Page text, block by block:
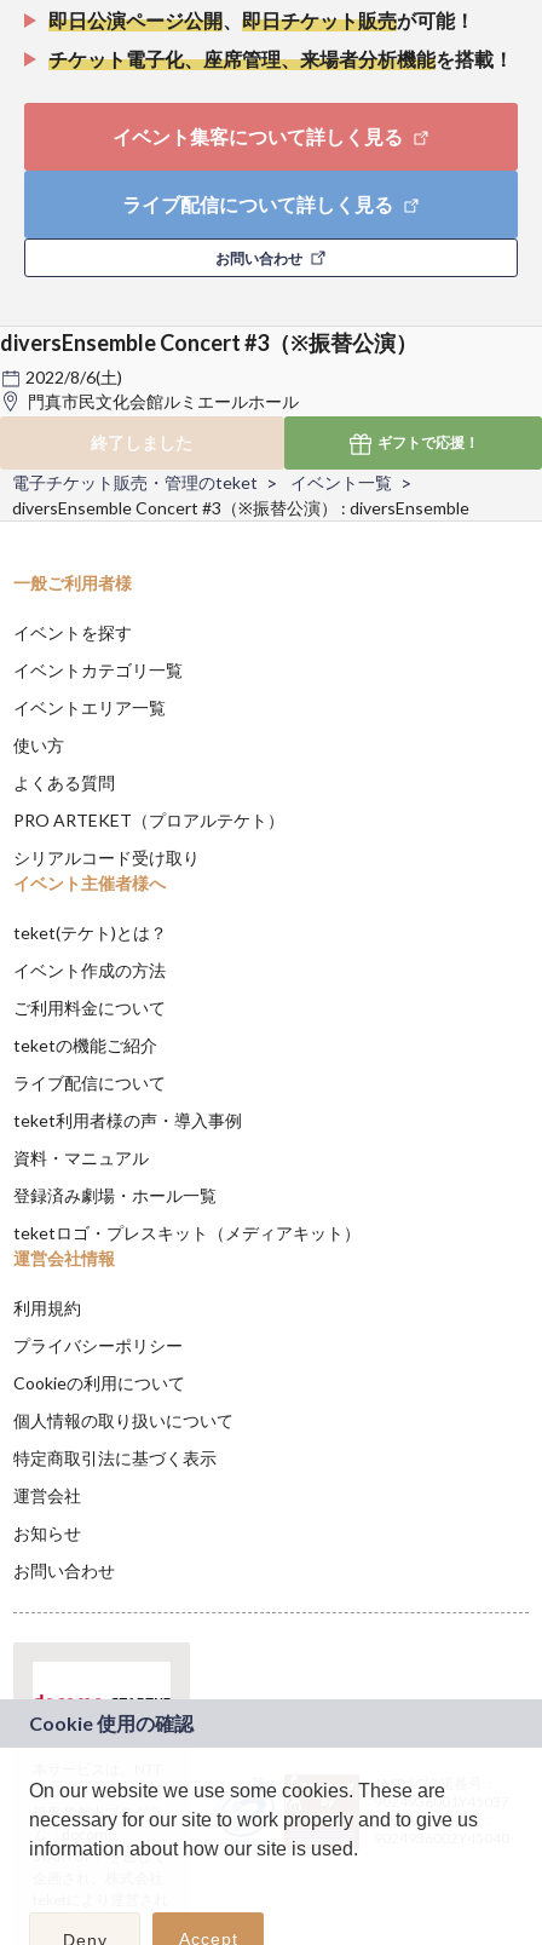
即日公演ページ公開
即日チケット販売が可能！
チケット電子化、座席管理、来場者分析機能を搭載！
イベント集客について詳しく見る
ライブ配信について詳しく見る
お問い合わせ
diversEnsemble Concert #3（※振替公演）
2022/8/6(土)
門真市民文化会館ルミエールホール
終了しました
ギフトで応援！
On our website we use some cookies. These are
necessary for our site to work properly and to give us
information about how our site is used.
Deny Accept
電子チケット販売・管理のteket
イベント一覧
diversEnsemble Concert #3（※振替公演） : diversEnsemble
一般ご利用者様
イベントを探す
イベントカテゴリ一覧
イベントエリア一覧
使い方
よくある質問
PRO ARTEKET（プロアルテケト）
シリアルコード受け取り
イベント主催者様へ
teket(テケト)とは？
イベント作成の方法
ご利用料金について
teketの機能ご紹介
ライブ配信について
teket利用者様の声・導入事例
資料・マニュアル
登録済み劇場・ホール一覧
teketロゴ・プレスキット（メディアキット）
運営会社情報
利用規約
プライバシーポリシー
Cookieの利用について
個人情報の取り扱いについて
特定商取引法に基づく表示
運営会社
お知らせ
お問い合わせ
ドコモグループの新
規事業創出プログラ
ム「docomo
STARTUP」を通じて
JASRAC許諾番号：
9024936001Y45037
JASRAC許諾番号：